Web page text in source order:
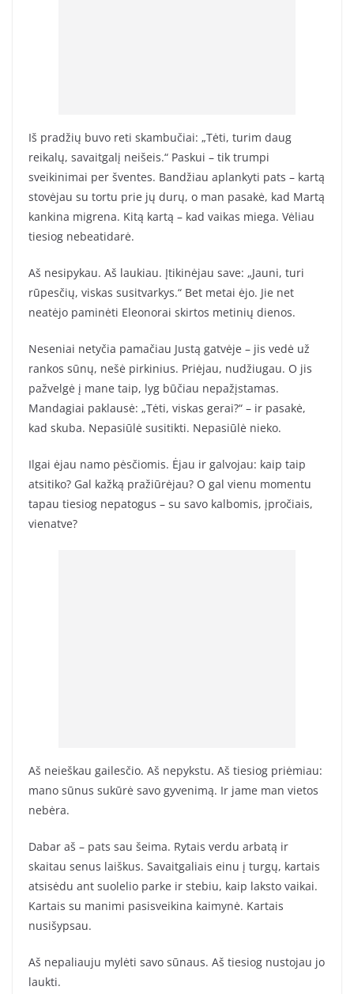
Iš pradžių buvo reti skambučiai: „Tėti, turim daug
reikalų, savaitgalį neišeis.“ Paskui – tik trumpi
sveikinimai per šventes. Bandžiau aplankyti pats – kartą
stovėjau su tortu prie jų durų, o man pasakė, kad Martą
kankina migrena. Kitą kartą – kad vaikas miega. Vėliau
tiesiog nebeatidarė.
Aš nesipykau. Aš laukiau. Įtikinėjau save: „Jauni, turi
rūpesčių, viskas susitvarkys.“ Bet metai ėjo. Jie net
neatėjo paminėti Eleonorai skirtos metinių dienos.
Neseniai netyčia pamačiau Justą gatvėje – jis vedė už
rankos sūnų, nešė pirkinius. Priėjau, nudžiugau. O jis
pažvelgė į mane taip, lyg būčiau nepažįstamas.
Mandagiai paklausė: „Tėti, viskas gerai?“ – ir pasakė,
kad skuba. Nepasiūlė susitikti. Nepasiūlė nieko.
Ilgai ėjau namo pėsčiomis. Ėjau ir galvojau: kaip taip
atsitiko? Gal kažką pražiūrėjau? O gal vienu momentu
tapau tiesiog nepatogus – su savo kalbomis, įpročiais,
vienatve?
Aš neieškau gailesčio. Aš nepykstu. Aš tiesiog priėmiau:
mano sūnus sukūrė savo gyvenimą. Ir jame man vietos
nebėra.
Dabar aš – pats sau šeima. Rytais verdu arbatą ir
skaitau senus laiškus. Savaitgaliais einu į turgų, kartais
atsisėdu ant suolelio parke ir stebiu, kaip laksto vaikai.
Kartais su manimi pasisveikina kaimynė. Kartais
nusišypsau.
Aš nepaliauju mylėti savo sūnaus. Aš tiesiog nustojau jo
laukti.